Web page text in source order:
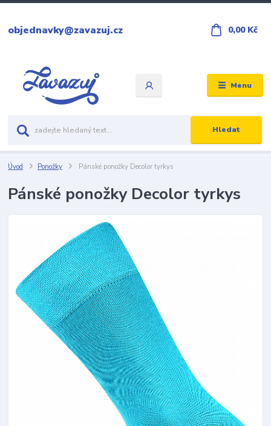
Menu
Hledat
objednavky@zavazuj.cz 0,00 Kč
Úvod Ponožky Pánské ponožky Decolor tyrkys
Pánské ponožky Decolor tyrkys